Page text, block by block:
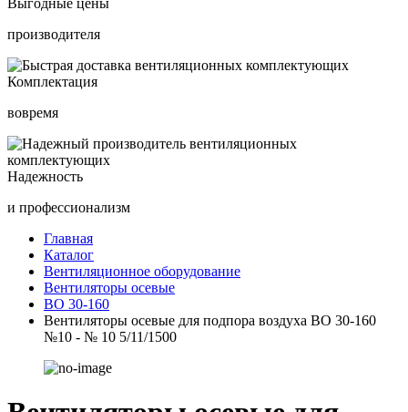
Выгодные цены
производителя
Комплектация
вовремя
Надежность
и профессионализм
Главная
Каталог
Вентиляционное оборудование
Вентиляторы осевые
ВО 30-160
Вентиляторы осевые для подпора воздуха ВО 30-160
№10 - № 10 5/11/1500